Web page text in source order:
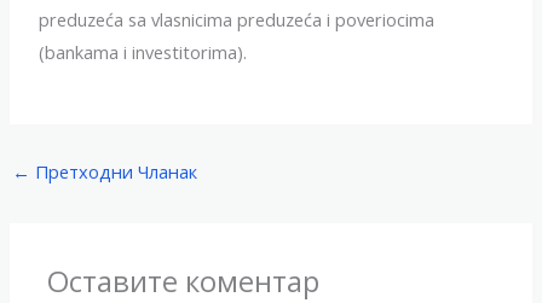
preduzeća sa vlasnicima preduzeća i poveriocima
(bankama i investitorima).
← Претходни Чланак
Оставите коментар